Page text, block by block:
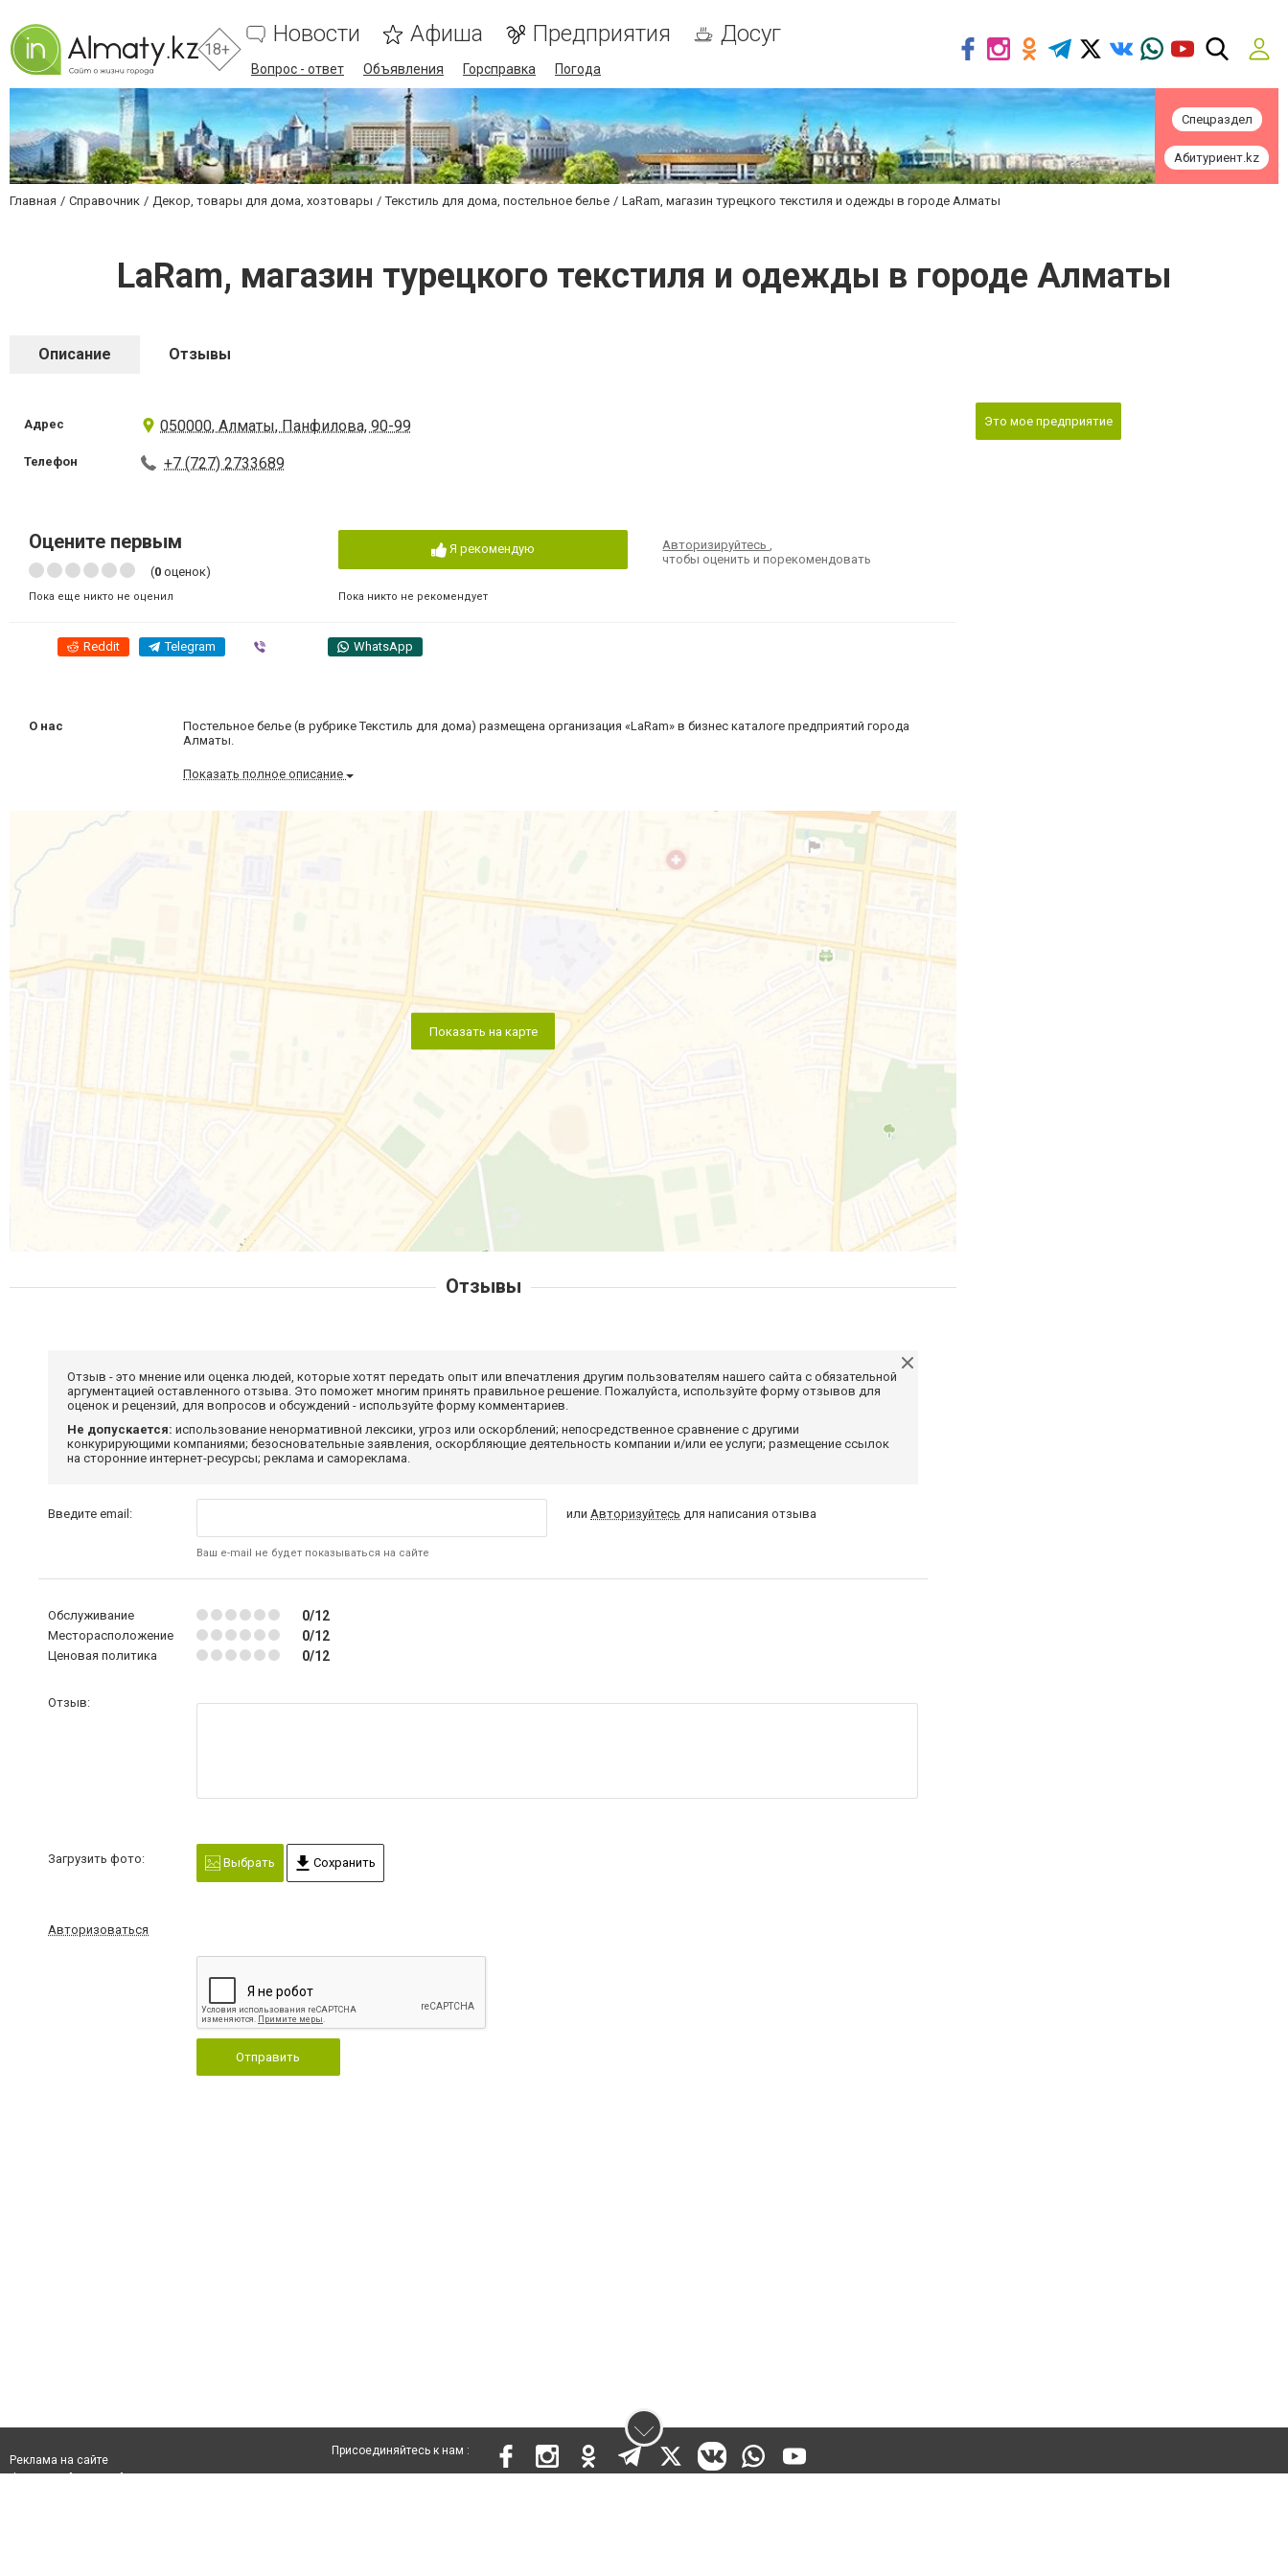
18+
Новости Афиша Предприятия Досуг
Вопрос - ответ Объявления Горсправка Погода
Спецраздел
Абитуриент.kz
Главная Справочник Декор, товары для дома, хозтовары Текстиль для дома, постельное белье LaRam, магазин турецкого текстиля и одежды в городе Алматы
LaRam, магазин турецкого текстиля и одежды в городе Алматы
Описание Отзывы
Адрес 050000, Алматы, Панфилова, 90-99
Телефон +7 (727) 2733689
Оцените первым
(0 оценок)
Пока еще никто не оценил
Я рекомендую
Пока никто не рекомендует
Авторизируйтесь,
чтобы оценить и порекомендовать
Reddit Telegram WhatsApp
О нас
Постельное белье (в рубрике Текстиль для дома) размещена организация «LaRam» в бизнес каталоге предприятий города
Алматы.
Показать полное описание
Показать на карте
Это мое предприятие
Отзывы
Отзыв - это мнение или оценка людей, которые хотят передать опыт или впечатления другим пользователям нашего сайта с обязательной
аргументацией оставленного отзыва. Это поможет многим принять правильное решение. Пожалуйста, используйте форму отзывов для
оценок и рецензий, для вопросов и обсуждений - используйте форму комментариев.
Не допускается: использование ненормативной лексики, угроз или оскорблений; непосредственное сравнение с другими
конкурирующими компаниями; безосновательные заявления, оскорбляющие деятельность компании и/или ее услуги; размещение ссылок
на сторонние интернет-ресурсы; реклама и самореклама.
Введите email:
Ваш e-mail не будет показываться на сайте
или Авторизуйтесь для написания отзыва
Обслуживание 0/12
Месторасположение 0/12
Ценовая политика 0/12
Отзыв:
Загрузить фото: Выбрать Сохранить
Авторизоваться
Отправить
Реклама на сайте
Присоединяйтесь к нам :